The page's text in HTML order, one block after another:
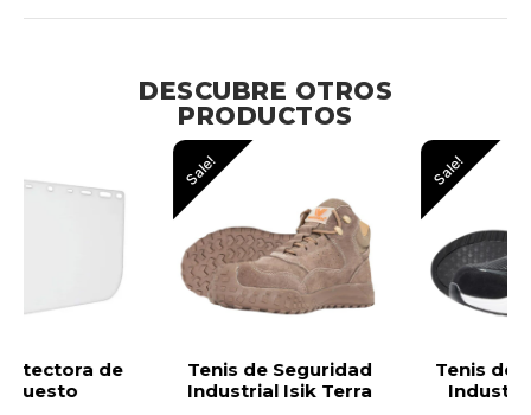
DESCUBRE OTROS
PRODUCTOS
Tenis de Seguridad
Industrial Isik Terra
Tenis de Seguridad
Industrial Isik Zu